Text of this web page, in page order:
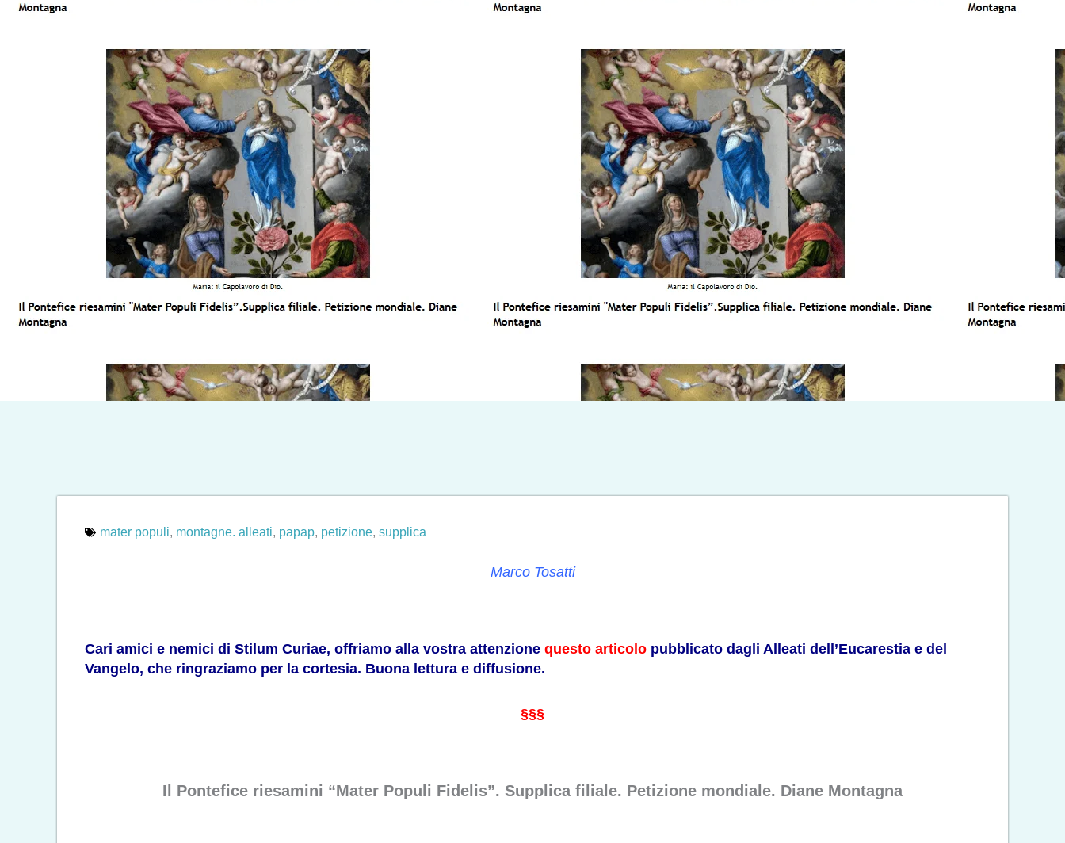
mater populi, montagne. alleati, papap, petizione, supplica
Marco Tosatti
Cari amici e nemici di Stilum Curiae, offriamo alla vostra attenzione questo articolo pubblicato dagli Alleati dell’Eucarestia e del
Vangelo, che ringraziamo per la cortesia. Buona lettura e diffusione.
§§§
Il Pontefice riesamini “Mater Populi Fidelis”. Supplica filiale. Petizione mondiale. Diane Montagna